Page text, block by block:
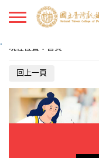
.
現在位置 ： 首頁
回上一頁